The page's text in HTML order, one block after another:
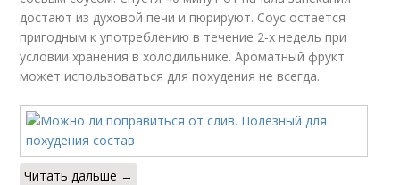
достают из духовой печи и пюрируют. Соус остается
пригодным к употреблению в течение 2-х недель при
условии хранения в холодильнике. Ароматный фрукт
может использоваться для похудения не всегда.
Читать дальше →